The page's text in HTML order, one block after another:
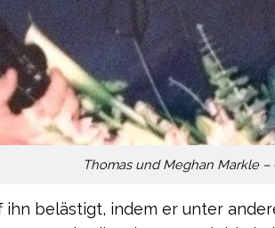
Thomas und Meghan Markle –
ihn belästigt, indem er unter